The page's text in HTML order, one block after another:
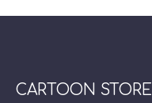
CARTOON STORE